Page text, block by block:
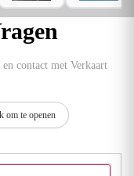
contact met Verkaart
te openen